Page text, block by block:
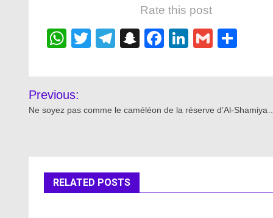
Rate this post
WhatsApp
Twitter
Telegram
Snapchat
Facebook
LinkedIn
Gmail
Post
navigation
Previous:
Ne soyez pas comme le caméléon de la réserve d’Al-
RELATED POSTS